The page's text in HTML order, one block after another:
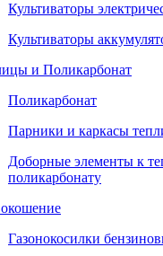
Культиваторы
Культиваторы
и Поликарбонат
Поликарбонат
Парники и каркасы
Доборные элементы к
поликарбонату
Газонокосилки